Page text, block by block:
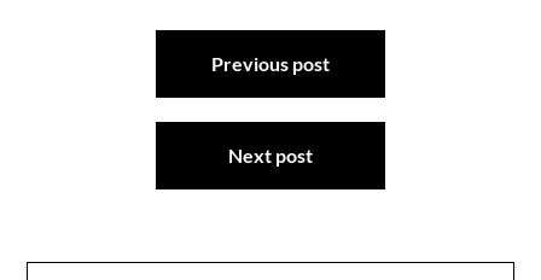
Navigation
Previous post
Next post